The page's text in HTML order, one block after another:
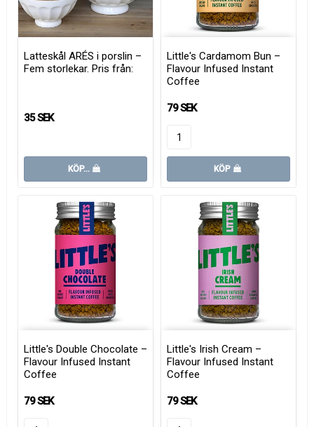
Latteskål ARÉS i porslin –
Fem storlekar. Pris från:
35 SEK
KÖP…
Little's Cardamom Bun –
Flavour Infused Instant
Coffee
79 SEK
KÖP
Little's Double Chocolate –
Flavour Infused Instant
Coffee
79 SEK
Little's Irish Cream –
Flavour Infused Instant
Coffee
79 SEK